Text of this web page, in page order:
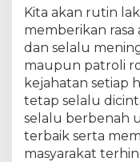
P
o
l
r
e
s
t
a
P
Kita akan rutin
memberikan rasa
dan selalu
maupun patroli
kejahatan setiap
tetap selalu
selalu berbenah
terbaik serta
masyarakat